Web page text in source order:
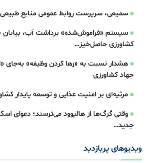
سمیعی، سرپرست روابط عمومی منابع
سیستم «فراموش‌شده» برداشت آب، بیابان
کشاورزی حاصل‌خیز…
هشدار نسبت به «رها کردن وظیفه» به‌جای
جهاد کشاورزی
مرثیه‌ای بر امنیت غذایی و توسعه پایدار
وقتی گرگ‌ها از هالیوود می‌ترسند؛ دعوای
جدید…
ویدیوهای پربازدید